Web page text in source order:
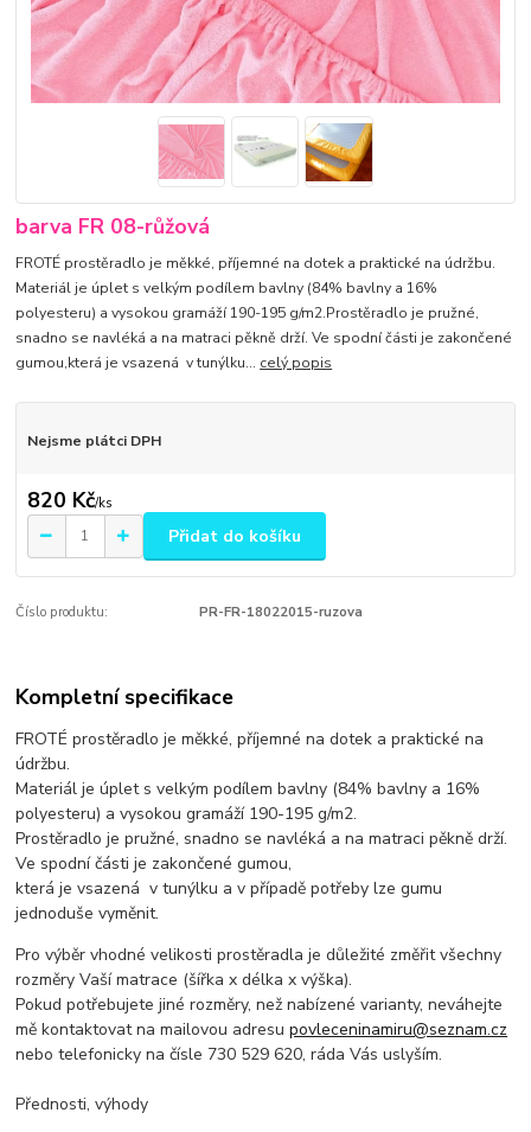
barva FR 08-růžová
FROTÉ prostěradlo je měkké, příjemné na dotek a praktické na údržbu.
Materiál je úplet s velkým podílem bavlny (84% bavlny a 16%
polyesteru) a vysokou gramáží 190-195 g/m2.Prostěradlo je pružné,
snadno se navléká a na matraci pěkně drží. Ve spodní části je zakončené
gumou,která je vsazená v tunýlku... celý popis
Nejsme plátci DPH
820 Kč/ks
Přidat do košíku
Číslo produktu: PR-FR-18022015-ruzova
Kompletní specifikace
FROTÉ prostěradlo je měkké, příjemné na dotek a praktické na
údržbu.
Materiál je úplet s velkým podílem bavlny (84% bavlny a 16%
polyesteru) a vysokou gramáží 190-195 g/m2.
Prostěradlo je pružné, snadno se navléká a na matraci pěkně drží.
Ve spodní části je zakončené gumou,
která je vsazená v tunýlku a v případě potřeby lze gumu
jednoduše vyměnit.
Pro výběr vhodné velikosti prostěradla je důležité změřit všechny
rozměry Vaší matrace (šířka x délka x výška).
Pokud potřebujete jiné rozměry, než nabízené varianty, neváhejte
mě kontaktovat na mailovou adresupovleceninamiru@seznam.cz
nebo telefonicky na čísle 730 529 620, ráda Vás uslyším.
Přednosti, výhody